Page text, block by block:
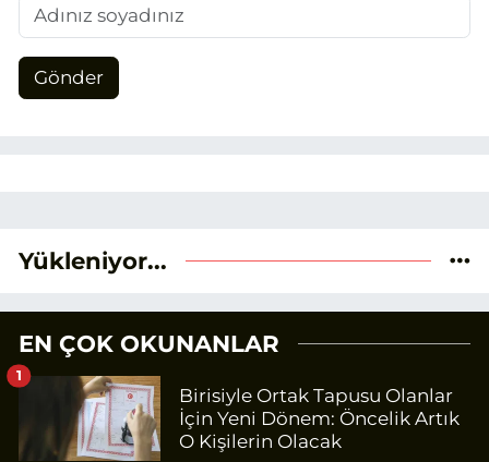
Gönder
Yükleniyor...
EN ÇOK OKUNANLAR
Birisiyle Ortak Tapusu Olanlar
İçin Yeni Dönem: Öncelik Artık
O Kişilerin Olacak
1